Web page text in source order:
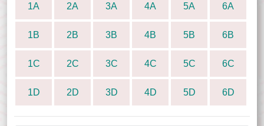
1A 2A 3A 4A 5A 6A
1B 2B 3B 4B 5B 6B
1C 2C 3C 4C 5C 6C
1D 2D 3D 4D 5D 6D